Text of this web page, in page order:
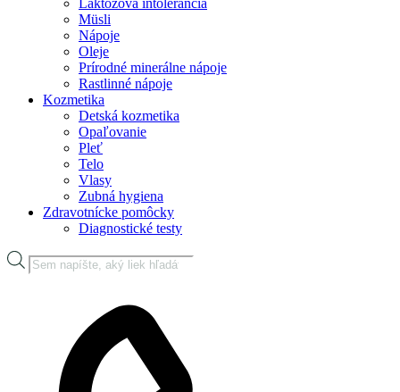
Laktózová intolerancia
Müsli
Nápoje
Oleje
Prírodné minerálne nápoje
Rastlinné nápoje
Kozmetika
Detská kozmetika
Opaľovanie
Pleť
Telo
Vlasy
Zubná hygiena
Zdravotnícke pomôcky
Diagnostické testy
Products
search